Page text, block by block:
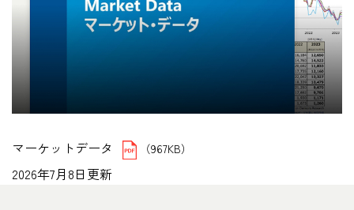
マーケットデータ （967KB）
2026年7月8日更新